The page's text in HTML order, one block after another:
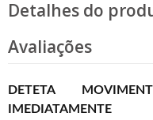
Detalhes do
Avaliações
DETETA
IMEDIATAMENTE